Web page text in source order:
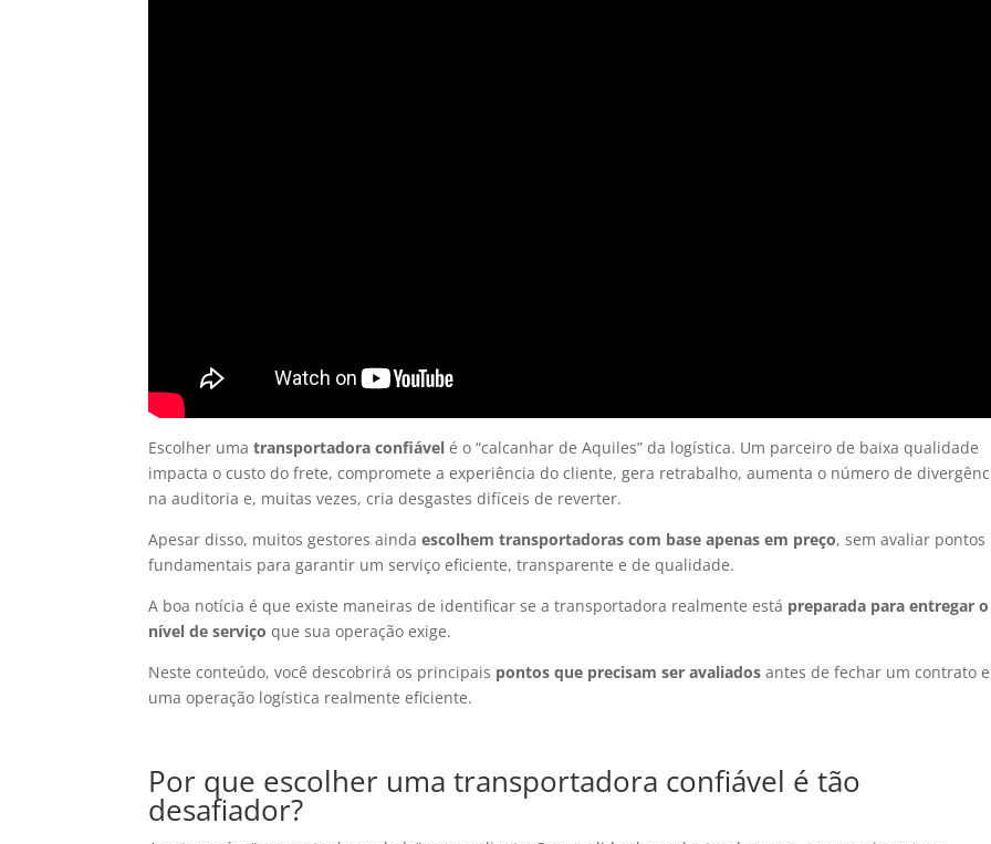
Escolher umatransportadora confiável é o “calcanhar de Aquiles” da logística. Um parceiro de baixa qualidade
impacta o custo do frete, compromete a experiência do cliente, gera retrabalho, aumenta o número de
na auditoria e, muitas vezes, cria desgastes difíceis de reverter.
Apesar disso, muitos gestores aindaescolhem transportadoras com base apenas em preço, sem avaliar pontos
fundamentais para garantir um serviço eficiente, transparente e de qualidade.
A boa notícia é que existe maneiras de identificar se a transportadora realmente está preparada para entregar o
nível de serviço que sua operação exige.
Neste conteúdo, você descobrirá os principais pontos que precisam ser avaliados antes de fechar um contrato
uma operação logística realmente eficiente.
Por que escolher uma transportadora confiável é tão
desafiador?